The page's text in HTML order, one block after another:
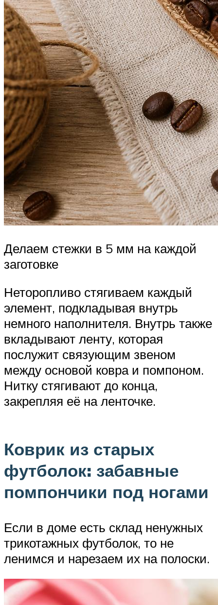
Делаем стежки в 5 мм на каждой
заготовке
Неторопливо стягиваем каждый
элемент, подкладывая внутрь
немного наполнителя. Внутрь также
вкладывают ленту, которая
послужит связующим звеном
между основой ковра и помпоном.
Нитку стягивают до конца,
закрепляя её на ленточке.
Коврик из старых
футболок: забавные
помпончики под ногами
Если в доме есть склад ненужных
трикотажных футболок, то не
ленимся и нарезаем их на полоски.